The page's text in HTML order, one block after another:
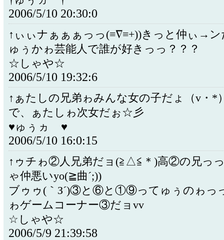
2006/5/10 20:30:0
↑ぃぃナぁぁぁっっ(≡∇≡+))きっと仲ぃ→
ゅぅかゎ芸能人で誰が好きっっ？？？
☆しゃや☆
2006/5/10 19:32:6
↑ぁたしの兄弟ゎみんな女の子だょ（v・*
で、ぁたしゎ次女だぉ☆彡
♥ゅぅヵゝ♥
2006/5/10 16:0:15
↑ゥチゎ②人兄弟だョ(≧△≦＊)高②の兄っ
ゃ仲悪いyo(≧曲´;))
ブゥゥ(｀З´)③と⑥と①⑨ってゅぅのゎっ
ゎゲームコーナー③だョvv
☆しゃや☆
2006/5/9 21:39:58